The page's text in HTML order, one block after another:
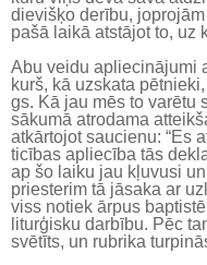
dievišķo derību,
pašā laikā atstājot to, uz
Abu veidu apliecinājumi
kurš, kā uzskata
gs. Kā jau mēs to varētu
sākumā atrodama
atkārtojot saucienu: “Es
ticības apliecība tās
ap šo laiku jau kļuvusi
priesterim tā jāsaka ar
viss notiek ārpus
liturģisku darbību. Pēc
svētīts, un rubrika